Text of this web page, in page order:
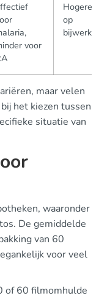
voor
Hogere
op
maar velen
het kiezen tussen
situatie van
waaronder
De gemiddelde
van 60
voor veel
of 60 filmomhulde